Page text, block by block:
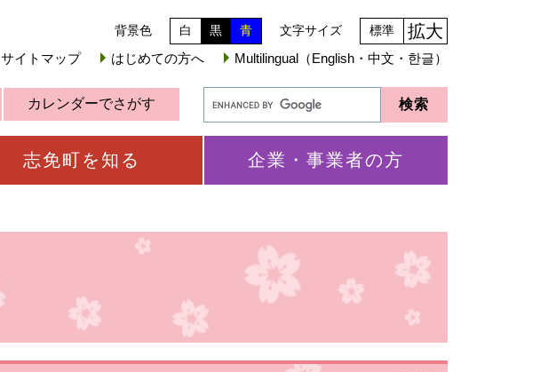
背景色 白 黒 青 文字サイズ 標準 拡大
サイトマップ はじめての方へ Multilingual（English・中文・한글）
カレンダーでさがす
志免町を知る 企業・事業者の方